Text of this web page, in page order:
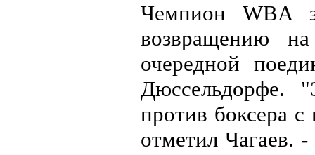
Чемпион WBA
возвращению
очередной
Дюссельдорфе.
против боксера
отметил Чагаев.